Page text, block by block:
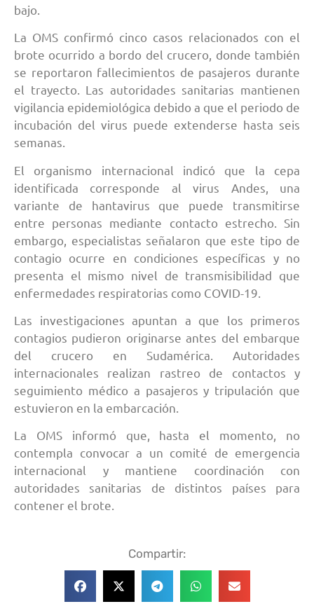
bajo.
La OMS confirmó cinco casos relacionados con el
brote ocurrido a bordo del crucero, donde también
se reportaron fallecimientos de pasajeros durante
el trayecto. Las autoridades sanitarias mantienen
vigilancia epidemiológica debido a que el periodo de
incubación del virus puede extenderse hasta seis
semanas.
El organismo internacional indicó que la cepa
identificada corresponde al virus Andes, una
variante de hantavirus que puede transmitirse
entre personas mediante contacto estrecho. Sin
embargo, especialistas señalaron que este tipo de
contagio ocurre en condiciones específicas y no
presenta el mismo nivel de transmisibilidad que
enfermedades respiratorias como COVID-19.
Las investigaciones apuntan a que los primeros
contagios pudieron originarse antes del embarque
del crucero en Sudamérica. Autoridades
internacionales realizan rastreo de contactos y
seguimiento médico a pasajeros y tripulación que
estuvieron en la embarcación.
La OMS informó que, hasta el momento, no
contempla convocar a un comité de emergencia
internacional y mantiene coordinación con
autoridades sanitarias de distintos países para
contener el brote.
Compartir: